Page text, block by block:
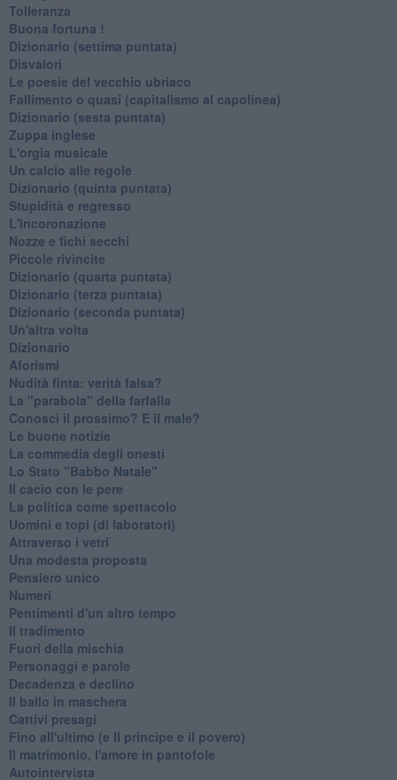
Tolleranza
Buona fortuna !
​Dizionario (settima puntata)
Disvalori
Le poesie del vecchio ubriaco
Fallimento o quasi (capitalismo al capolinea)
Dizionario (sesta puntata)
Zuppa inglese
L'orgia musicale
Un calcio alle regole
Dizionario (quinta puntata)
Stupidità e regresso
L'incoronazione
Nozze e fichi secchi
Piccole rivincite
​Dizionario (quarta puntata)
​Dizionario (terza puntata)
​Dizionario (seconda puntata)
Un'altra volta
Dizionario
Aforismi
Nudità finta: verità falsa?
La "parabola" della farfalla
Conosci il prossimo? E il male?
Le buone notizie
La commedia degli onesti
Lo Stato "Babbo Natale"
Il cacio con le pere
La politica come spettacolo
Uomini e topi (di laboratori)
Attraverso i vetri
Una modesta proposta
Pensiero unico
Numeri
Pentimenti d'un altro tempo
Il tradimento
Fuori della mischia
Personaggi e parole
Decadenza e declino
Il ballo in maschera
Cattivi presagi
Fino all'ultimo (e Il principe e il povero)
Il matrimonio, l'amore in pantofole
Autointervista